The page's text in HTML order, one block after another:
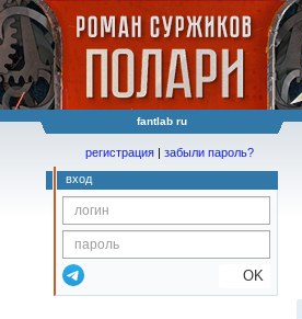
fantlab ru
регистрация | забыли пароль?
вход
OK